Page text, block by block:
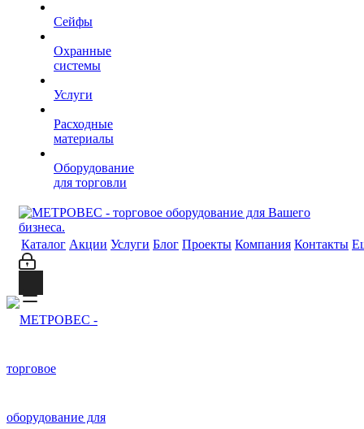
Сейфы
Охранные
системы
Услуги
Расходные
материалы
Оборудование
для торговли
Каталог Акции Услуги Блог Проекты Компания Контакты